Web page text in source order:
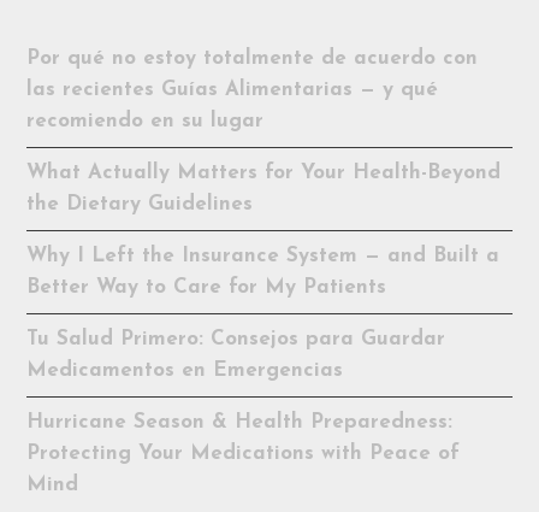
Por qué no estoy totalmente de acuerdo con
las recientes Guías Alimentarias — y qué
recomiendo en su lugar
What Actually Matters for Your Health-Beyond
the Dietary Guidelines
Why I Left the Insurance System — and Built a
Better Way to Care for My Patients
Tu Salud Primero: Consejos para Guardar
Medicamentos en Emergencias
Hurricane Season & Health Preparedness:
Protecting Your Medications with Peace of
Mind